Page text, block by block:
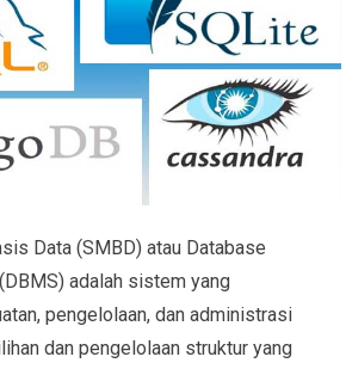
Data (SMBD) atau Database
adalah sistem yang
pengelolaan, dan administrasi
dan pengelolaan struktur yang